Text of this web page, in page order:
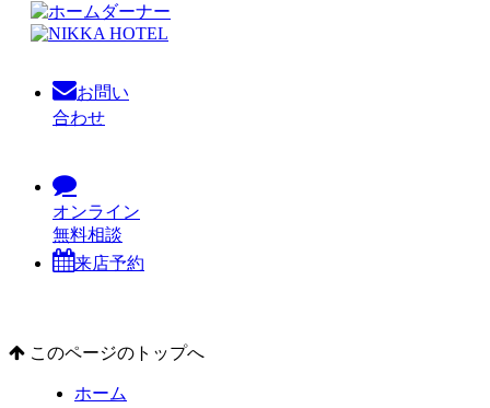
お問い
合わせ
オンライン
無料相談
来店予約
このページのトップへ
ホーム